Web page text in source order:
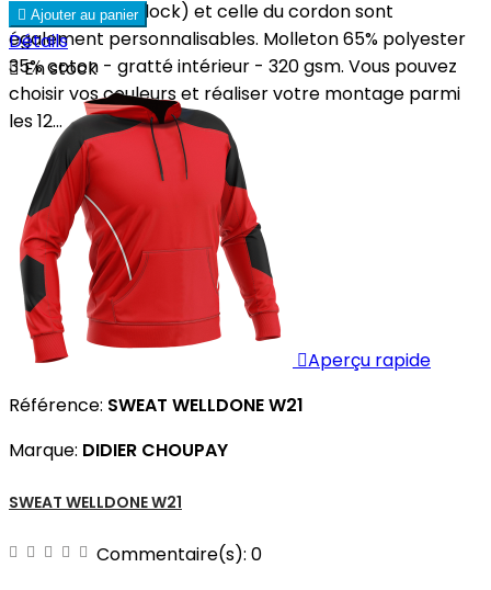
(polyester interlock) et celle du cordon sont
également personnalisables. Molleton 65% polyester
35% coton - gratté intérieur - 320 gsm. Vous pouvez
choisir vos couleurs et réaliser votre montage parmi
les 12...
 Ajouter au panier
Détails
En stock
Aperçu rapide
Référence: SWEAT WELLDONE W21
Marque: DIDIER CHOUPAY
SWEAT WELLDONE W21
Commentaire(s): 0